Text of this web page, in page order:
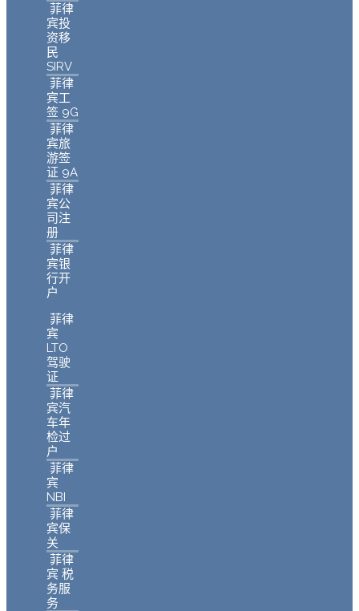
菲律
宾投
资移
民
SIRV
菲律
宾工
签 9G
菲律
宾旅
游签
证 9A
菲律
宾公
司注
册
菲律
宾银
行开
户
菲律
宾
LTO
驾驶
证
菲律
宾汽
车年
检过
户
菲律
宾
NBI
菲律
宾保
关
菲律
宾 税
务服
务